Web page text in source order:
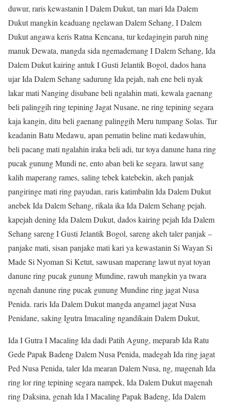
duwur, raris kewastanin I Dalem Dukut, tan mari Ida Dalem
Dukut mangkin keaduang ngelawan Dalem Sehang, I Dalem
Dukut angawa keris Ratna Kencana, tur kedagingin paruh ning
manuk Dewata, mangda sida ngemademang I Dalem Sehang, Ida
Dalem Dukut kairing antuk I Gusti Jelantik Bogol, dados hana
ujar Ida Dalem Sehang sadurung Ida pejah, nah ene beli nyak
lakar mati Nanging disubane beli ngalahin mati, kewala gaenang
beli palinggih ring tepining Jagat Nusane, ne ring tepining segara
kaja kangin, ditu beli gaenang palinggih Meru tumpang Solas. Tur
keadanin Batu Medawu, apan pematin beline mati kedawuhin,
beli pacang mati ngalahin iraka beli adi, tur toya danune hana ring
pucak gunung Mundi ne, ento aban beli ke segara. lawut sang
kalih maperang rames, saling tebek katebekin, akeh panjak
pangiringe mati ring payudan, raris katimbalin Ida Dalem Dukut
anebek Ida Dalem Sehang, rikala ika Ida Dalem Sehang pejah.
kapejah dening Ida Dalem Dukut, dados kairing pejah Ida Dalem
Sehang sareng I Gusti Jelantik Bogol, sareng akeh taler panjak –
panjake mati, sisan panjake mati kari ya kewastanin Si Wayan Si
Made Si Nyoman Si Ketut, sawusan maperang lawut nyat toyan
danune ring pucak gunung Mundine, rawuh mangkin ya twara
ngenah danune ring pucak gunung Mundine ring jagat Nusa
Penida. raris Ida Dalem Dukut mangda angamel jagat Nusa
Penidane, saking Igutra Imacaling ngandikain Dalem Dukut,
Ida I Gutra I Macaling Ida dadi Patih Agung, meparab Ida Ratu
Gede Papak Badeng Dalem Nusa Penida, madegah Ida ring jagat
Ped Nusa Penida, taler Ida mearan Dalem Nusa, ng, magenah Ida
ring lor ring tepining segara nampek, Ida Dalem Dukut magenah
ring Daksina, genah Ida I Macaling Papak Badeng, Ida Dalem